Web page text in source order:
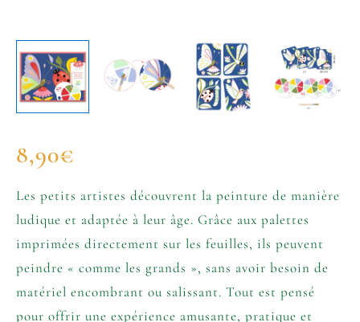
8,90€
Les petits artistes découvrent la peinture de manière
ludique et adaptée à leur âge. Grâce aux palettes
imprimées directement sur les feuilles, ils peuvent
peindre « comme les grands », sans avoir besoin de
matériel encombrant ou salissant. Tout est pensé
pour offrir une expérience amusante, pratique et